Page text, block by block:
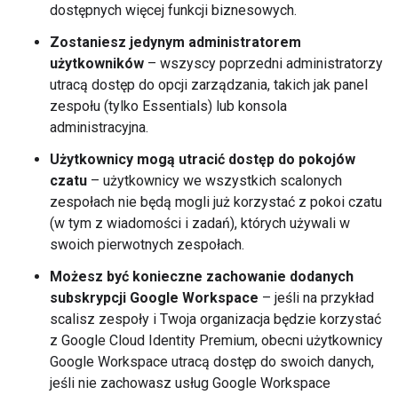
dostępnych więcej funkcji biznesowych.
Zostaniesz jedynym administratorem
użytkowników – wszyscy poprzedni administratorzy
utracą dostęp do opcji zarządzania, takich jak panel
zespołu (tylko Essentials) lub konsola
administracyjna.
Użytkownicy mogą utracić dostęp do pokojów
czatu – użytkownicy we wszystkich scalonych
zespołach nie będą mogli już korzystać z pokoi czatu
(w tym z wiadomości i zadań), których używali w
swoich pierwotnych zespołach.
Możesz być konieczne zachowanie dodanych
subskrypcji Google Workspace – jeśli na przykład
scalisz zespoły i Twoja organizacja będzie korzystać
z Google Cloud Identity Premium, obecni użytkownicy
Google Workspace utracą dostęp do swoich danych,
jeśli nie zachowasz usług Google Workspace